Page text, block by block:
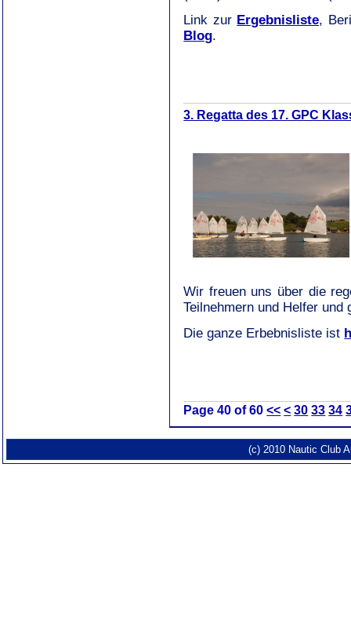
Link zur Ergebnisliste,
Blog.
3. Regatta des 17. GPC
Wir freuen uns über die
Teilnehmern und Helfer
Die ganze Erbebnisliste ist
Page 40 of 60 << < 30 33 34
(c) 2010 Nautic Club